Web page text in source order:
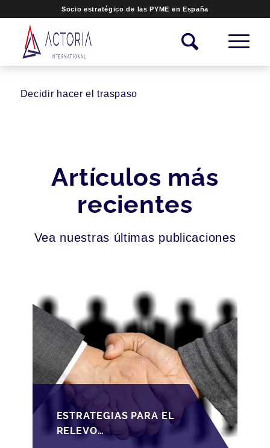
Socio estratégico de las PYME en España
Decidir hacer el traspaso
Artículos más
recientes
Vea nuestras últimas publicaciones
ESTRATEGIAS PARA EL
RELEVO